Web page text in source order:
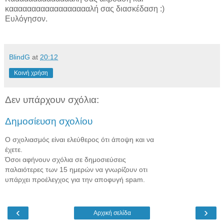
κααααααααααααααααααλή σας διασκέδαση :)
Ευλόγησον.
BlindG at 20:12
Κοινή χρήση
Δεν υπάρχουν σχόλια:
Δημοσίευση σχολίου
Ο σχολιασμός είναι ελεύθερος ότι άποψη και να
έχετε.
Όσοι αφήνουν σχόλια σε δημοσιεύσεις
παλαιότερες των 15 ημερών να γνωρίζουν οτι
υπάρχει προέλεγχος για την αποφυγή spam.
‹ ›
Αρχική σελίδα